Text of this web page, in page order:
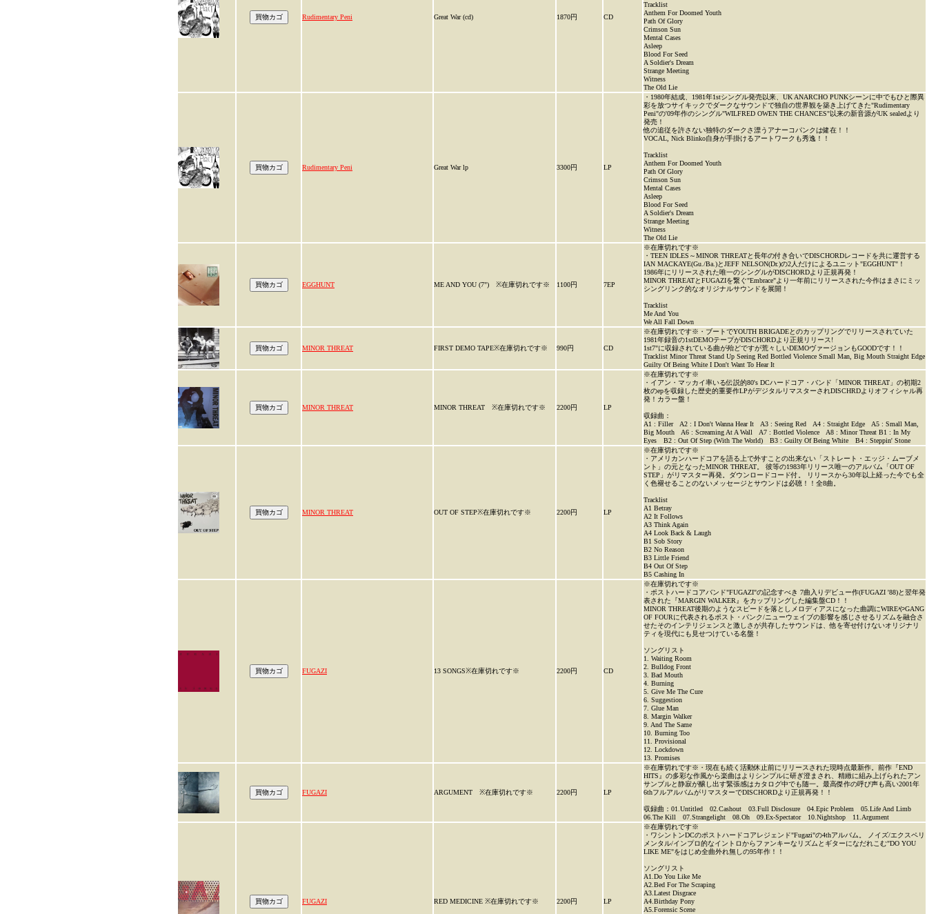
Rudimentary Peni Great War (cd) 1870円 CD
Tracklist
Anthem For Doomed Youth
Path Of Glory
Crimson Sun
Mental Cases
Asleep
Blood For Seed
A Soldier's Dream
Strange Meeting
Witness
The Old Lie
Rudimentary Peni Great War lp 3300円 LP
・1980年結成、1981年1stシングル発売以来、UK ANARCHO PUNKシーンに中でもひと際異
彩を放つサイキックでダークなサウンドで独自の世界観を築き上げてきた"Rudimentary
Peni"の'09年作のシングル"WILFRED OWEN THE CHANCES"以来の新音源がUK sealedより
発売！
他の追従を許さない独特のダークさ漂うアナーコパンクは健在！！
VOCAL, Nick Blinko自身が手掛けるアートワークも秀逸！！
Tracklist
Anthem For Doomed Youth
Path Of Glory
Crimson Sun
Mental Cases
Asleep
Blood For Seed
A Soldier's Dream
Strange Meeting
Witness
The Old Lie
EGGHUNT ME AND YOU (7") ※在庫切れです※ 1100円 7EP
※在庫切れです※
・TEEN IDLES～MINOR THREATと長年の付き合いでDISCHORDレコードを共に運営する
IAN MACKAYE(Gu./Ba.)とJEFF NELSON(Dr.)の2人だけによるユニット"EGGHUNT"！
1986年にリリースされた唯一のシングルがDISCHORDより正規再発！
MINOR THREATとFUGAZIを繋ぐ"Embrace"より一年前にリリースされた今作はまさにミッ
シングリンク的なオリジナルサウンドを展開！
Tracklist
Me And You
We All Fall Down
MINOR THREAT FIRST DEMO TAPE※在庫切れです※ 990円 CD
※在庫切れです※・ブートでYOUTH BRIGADEとのカップリングでリリースされていた
1981年録音の1stDEMOテープがDISCHORDより正規リリース!
1st7"に収録されている曲が殆どですが荒々しいDEMOヴァージョンもGOODです！！
Tracklist Minor Threat Stand Up Seeing Red Bottled Violence Small Man, Big Mouth Straight Edge
Guilty Of Being White I Don't Want To Hear It
MINOR THREAT MINOR THREAT ※在庫切れです※ 2200円 LP
※在庫切れです※
・イアン・マッカイ率いる伝説的80's DCハードコア・バンド「MINOR THREAT」の初期2
枚のepを収録した歴史的重要作LPがデジタルリマスターされDISCHRDよりオフィシャル再
発！カラー盤！
収録曲：
A1 : Filler A2 : I Don't Wanna Hear It A3 : Seeing Red A4 : Straight Edge A5 : Small Man,
Big Mouth A6 : Screaming At A Wall A7 : Bottled Violence A8 : Minor Threat B1 : In My
Eyes B2 : Out Of Step (With The World) B3 : Guilty Of Being White B4 : Steppin' Stone
MINOR THREAT OUT OF STEP※在庫切れです※ 2200円 LP
※在庫切れです※
・アメリカンハードコアを語る上で外すことの出来ない「ストレート・エッジ・ムーブメ
ント」の元となったMINOR THREAT。 彼等の1983年リリース唯一のアルバム「OUT OF
STEP」がリマスター再発。ダウンロードコード付。 リリースから30年以上経った今でも全
く色褪せることのないメッセージとサウンドは必聴！！全8曲。
Tracklist
A1 Betray
A2 It Follows
A3 Think Again
A4 Look Back & Laugh
B1 Sob Story
B2 No Reason
B3 Little Friend
B4 Out Of Step
B5 Cashing In
FUGAZI 13 SONGS※在庫切れです※ 2200円 CD
※在庫切れです※
・ポストハードコアバンド"FUGAZI"の記念すべき 7曲入りデビュー作(FUGAZI '88)と翌年発
表された『MARGIN WALKER』をカップリングした編集盤CD！！
MINOR THREAT後期のようなスピードを落としメロディアスになった曲調にWIREやGANG
OF FOURに代表されるポスト・パンク/ニューウェイブの影響を感じさせるリズムを融合さ
せたそのインテリジェンスと激しさが共存したサウンドは、他を寄せ付けないオリジナリ
ティを現代にも見せつけている名盤！
ソングリスト
1. Waiting Room
2. Bulldog Front
3. Bad Mouth
4. Burning
5. Give Me The Cure
6. Suggestion
7. Glue Man
8. Margin Walker
9. And The Same
10. Burning Too
11. Provisional
12. Lockdown
13. Promises
FUGAZI ARGUMENT ※在庫切れです※ 2200円 LP
※在庫切れです※・現在も続く活動休止前にリリースされた現時点最新作。前作『END
HITS』の多彩な作風から楽曲はよりシンプルに研ぎ澄まされ、精緻に組み上げられたアン
サンブルと静寂が醸し出す緊張感はカタログ中でも随一。最高傑作の呼び声も高い2001年
6thフルアルバムがリマスターでDISCHORDより正規再発！！
収録曲：01.Untitled 02.Cashout 03.Full Disclosure 04.Epic Problem 05.Life And Limb
06.The Kill 07.Strangelight 08.Oh 09.Ex-Spectator 10.Nightshop 11.Argument
FUGAZI RED MEDICINE ※在庫切れです※ 2200円 LP
※在庫切れです※
・ワシントンDCのポストハードコアレジェンド"Fugazi"の4thアルバム。 ノイズ/エクスペリ
メンタル/インプロ的なイントロからファンキーなリズムとギターになだれこむ"DO YOU
LIKE ME"をはじめ全曲外れ無しの95年作！！
ソングリスト
A1.Do You Like Me
A2.Bed For The Scraping
A3.Latest Disgrace
A4.Birthday Pony
A5.Forensic Scene